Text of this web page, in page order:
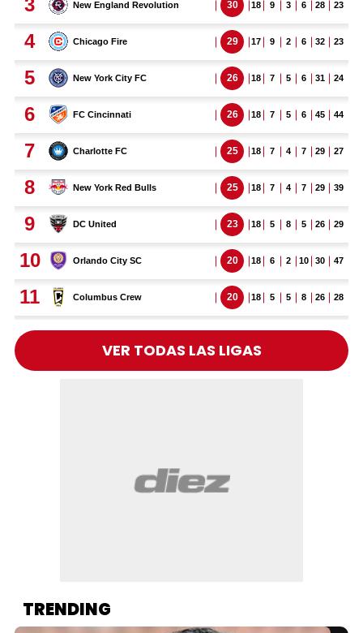
VER TODAS LAS LIGAS
TRENDING